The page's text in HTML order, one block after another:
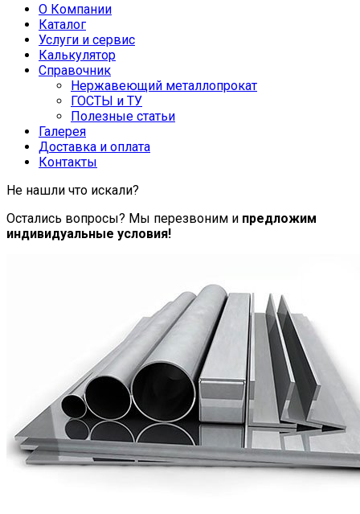
О Компании
Каталог
Услуги и сервис
Калькулятор
Справочник
Нержавеющий металлопрокат
ГОСТЫ и ТУ
Полезные статьи
Галерея
Доставка и оплата
Контакты
Не нашли что искали?
Остались вопросы? Мы перезвоним и предложим
индивидуальные условия!